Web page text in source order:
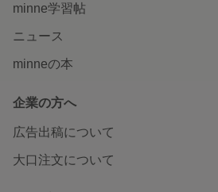
minne学習帖
ニュース
minneの本
企業の方へ
広告出稿について
大口注文について